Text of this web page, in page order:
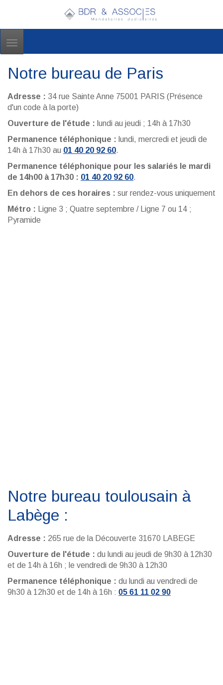
Toggle
Notre bureau de Paris
Adresse : 34 rue Sainte Anne 75001 PARIS (Présence
d'un code à la porte)
Ouverture de l'étude : lundi au jeudi ; 14h à 17h30
Permanence téléphonique : lundi, mercredi et jeudi de
14h à 17h30 au 01 40 20 92 60.
Permanence téléphonique pour les salariés le mardi
de 14h00 à 17h30 : 01 40 20 92 60.
En dehors de ces horaires : sur rendez-vous uniquement
Métro : Ligne 3 ; Quatre septembre / Ligne 7 ou 14 ;
Pyramide
Notre bureau toulousain à
Labège :
Adresse : 265 rue de la Découverte 31670 LABEGE
Ouverture de l'étude : du lundi au jeudi de 9h30 à 12h30
et de 14h à 16h ; le vendredi de 9h30 à 12h30
Permanence téléphonique : du lundi au vendredi de
9h30 à 12h30 et de 14h à 16h : 05 61 11 02 90